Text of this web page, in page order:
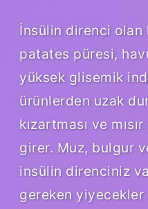
İnsülin direnci olan
patates püresi,
yüksek glisemik
ürünlerden uzak
kızartması ve
girer. Muz, bulgur
insülin direnciniz
gereken yiyecekler